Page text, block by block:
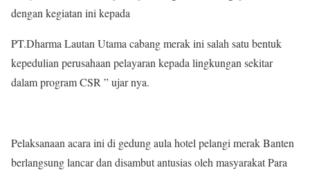
dengan kegiatan ini kepada
PT.Dharma Lautan Utama cabang merak ini salah satu bentuk
kepedulian perusahaan pelayaran kepada lingkungan sekitar
dalam program CSR ” ujar nya.
Pelaksanaan acara ini di gedung aula hotel pelangi merak Banten
berlangsung lancar dan disambut antusias oleh masyarakat Para